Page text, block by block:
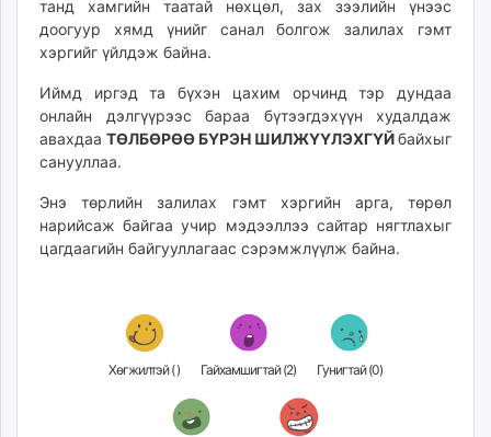
танд хамгийн таатай нөхцөл, зах зээлийн үнээс
доогуур хямд үнийг санал болгож залилах гэмт
хэргийг үйлдэж байна.
Иймд иргэд та бүхэн цахим орчинд тэр дундаа
онлайн дэлгүүрээс бараа бүтээгдэхүүн худалдаж
авахдаа ТӨЛБӨРӨӨ БҮРЭН ШИЛЖҮҮЛЭХГҮЙбайхыг
санууллаа.
Энэ төрлийн залилах гэмт хэргийн арга, төрөл
нарийсаж байгаа учир мэдээллээ сайтар нягтлахыг
цагдаагийн байгууллагаас сэрэмжлүүлж байна.
Хөгжилтэй () Гайхамшигтай (2) Гунигтай (0)